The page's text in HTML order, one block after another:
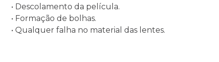
• Descolamento da película.
• Formação de bolhas.
• Qualquer falha no material das lentes.